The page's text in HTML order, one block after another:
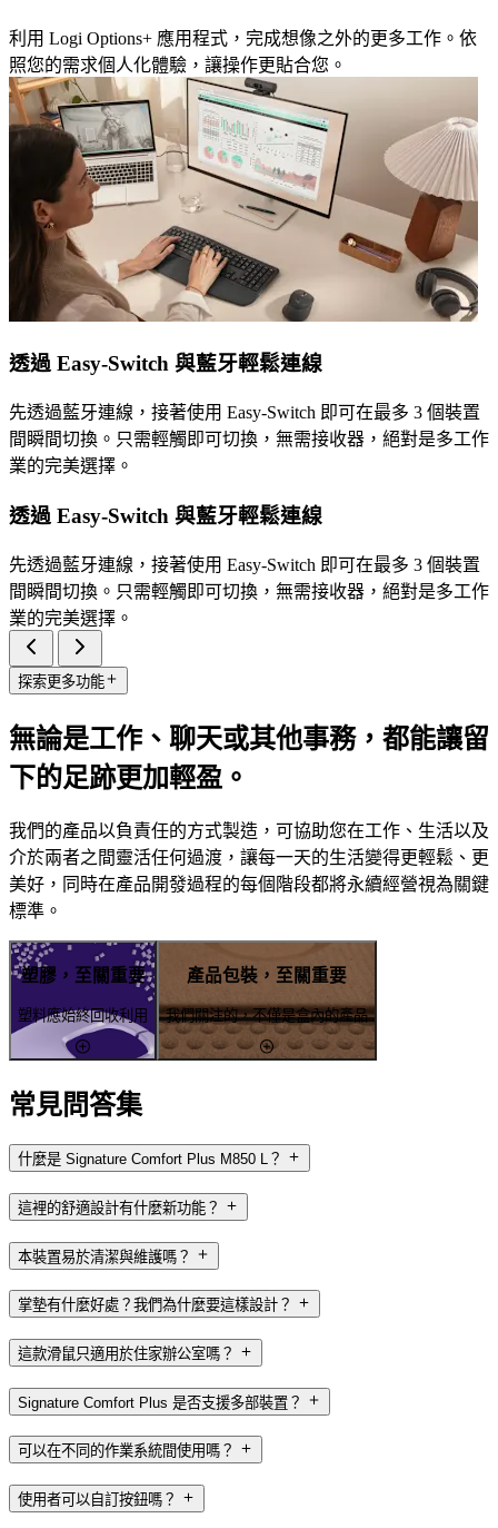
利用 Logi Options+ 應用程式，完成想像之外的更多工作。依
照您的需求個人化體驗，讓操作更貼合您。
透過 Easy-Switch 與藍牙輕鬆連線
先透過藍牙連線，接著使用 Easy-Switch 即可在最多 3 個裝置
間瞬間切換。只需輕觸即可切換，無需接收器，絕對是多工作
業的完美選擇。
透過 Easy-Switch 與藍牙輕鬆連線
先透過藍牙連線，接著使用 Easy-Switch 即可在最多 3 個裝置
間瞬間切換。只需輕觸即可切換，無需接收器，絕對是多工作
業的完美選擇。
探索更多功能
無論是工作、聊天或其他事務，都能讓留
下的足跡更加輕盈。
我們的產品以負責任的方式製造，可協助您在工作、生活以及
介於兩者之間靈活任何過渡，讓每一天的生活變得更輕鬆、更
美好，同時在產品開發過程的每個階段都將永續經營視為關鍵
標準。
塑膠，至關重要
塑料應始終回收利用
產品包裝，至關重要
我們關注的，不僅是盒內的產品
常見問答集
什麼是 Signature Comfort Plus M850 L？
這裡的舒適設計有什麼新功能？
本裝置易於清潔與維護嗎？
掌墊有什麼好處？我們為什麼要這樣設計？
這款滑鼠只適用於住家辦公室嗎？
Signature Comfort Plus 是否支援多部裝置？
可以在不同的作業系統間使用嗎？
使用者可以自訂按鈕嗎？